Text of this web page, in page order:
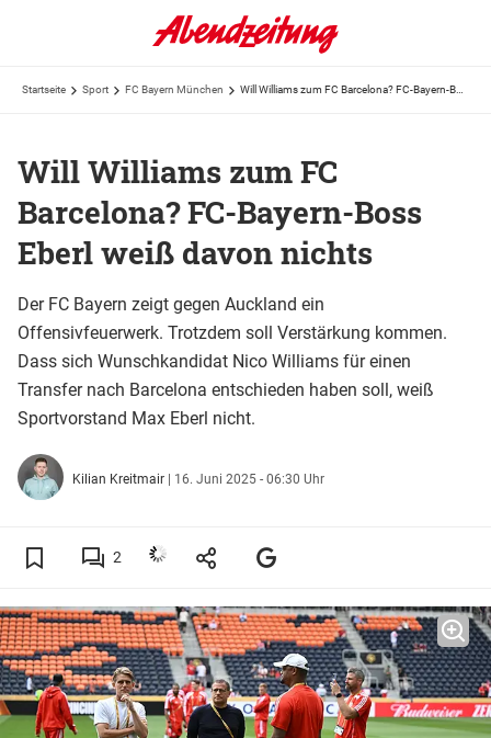
Startseite Sport FC Bayern München
Will Williams zum FC
Barcelona? FC-Bayern-Boss
Eberl weiß davon nichts
Der FC Bayern zeigt gegen Auckland ein
Offensivfeuerwerk. Trotzdem soll Verstärkung kommen.
Dass sich Wunschkandidat Nico Williams für einen
Transfer nach Barcelona entschieden haben soll, weiß
Sportvorstand Max Eberl nicht.
Kilian Kreitmair | 16. Juni 2025 - 06:30 Uhr
2